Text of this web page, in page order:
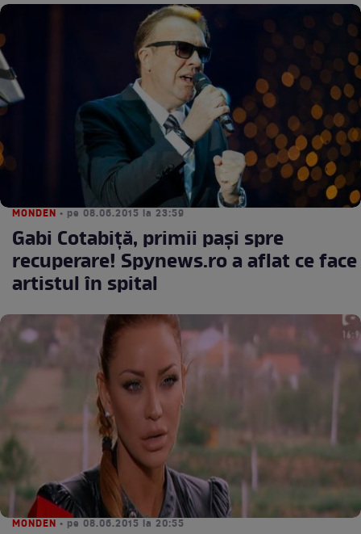
MONDEN • pe 08.06.2015 la 23:59
Gabi Cotabiță, primii pași spre
recuperare! Spynews.ro a aflat ce face
artistul în spital
MONDEN • pe 08.06.2015 la 20:55